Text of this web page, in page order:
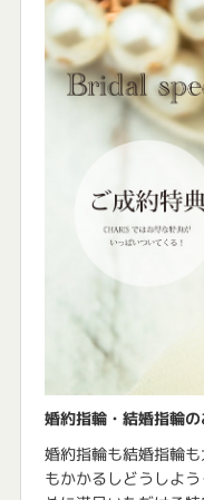
婚約指輪・結婚指輪
婚約指輪も結婚指輪
もかかるしどうしよ